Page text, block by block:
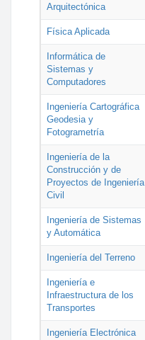
Arquitectónica
Física Aplicada
Informática de
Sistemas y
Computadores
Ingeniería Cartográfica
Geodesia y
Fotogrametría
Ingeniería de la
Construcción y de
Proyectos de Ingeniería
Civil
Ingeniería de Sistemas
y Automática
Ingeniería del Terreno
Ingeniería e
Infraestructura de los
Transportes
Ingeniería Electrónica